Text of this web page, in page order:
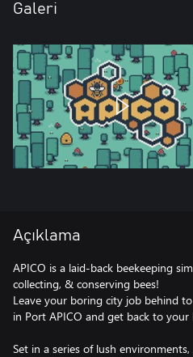
Galeri
Açıklama
APICO is a laid-back beekeeping
collecting, & conserving bees!
Leave your boring city job behind
in Port APICO and get back to your
Set in a series of lush